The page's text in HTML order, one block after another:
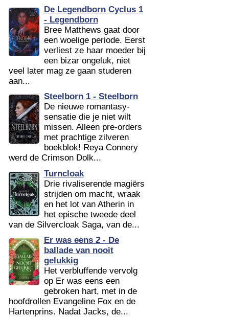
De Legendborn Cyclus 1
- Legendborn
Bree Matthews gaat door
een woelige periode. Eerst
verliest ze haar moeder bij
een bizar ongeluk, niet
veel later mag ze gaan studeren
aan...
Steelborn 1 - Steelborn
De nieuwe romantasy-
sensatie die je niet wilt
missen. Alleen pre-orders
met prachtige zilveren
boekblok! Reya Connery
werd de Crimson Dolk...
Turncloak
Drie rivaliserende magiërs
strijden om macht, wraak
en het lot van Atherin in
het epische tweede deel
van de Silvercloak Saga, van de...
Er was eens 2 - De
ballade van nooit
gelukkig
Het verbluffende vervolg
op Er was eens een
gebroken hart, met in de
hoofdrollen Evangeline Fox en de
Hartenprins. Nadat Jacks, de...